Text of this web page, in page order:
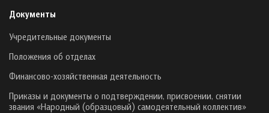
Документы
Учредительные документы
Положения об отделах
Финансово-хозяйственная деятельность
Приказы и документы о подтверждении, присвоении, снятии
звания «Народный (образцовый) самодеятельный коллектив»